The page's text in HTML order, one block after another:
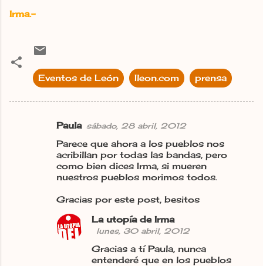
Irma.-
Eventos de León Ileon.com prensa
Paula sábado, 28 abril, 2012
Parece que ahora a los pueblos nos
acribillan por todas las bandas, pero
como bien dices Irma, si mueren
nuestros pueblos morimos todos.
Gracias por este post, besitos
La utopía de Irma
lunes, 30 abril, 2012
Gracias a tí Paula, nunca
entenderé que en los pueblos